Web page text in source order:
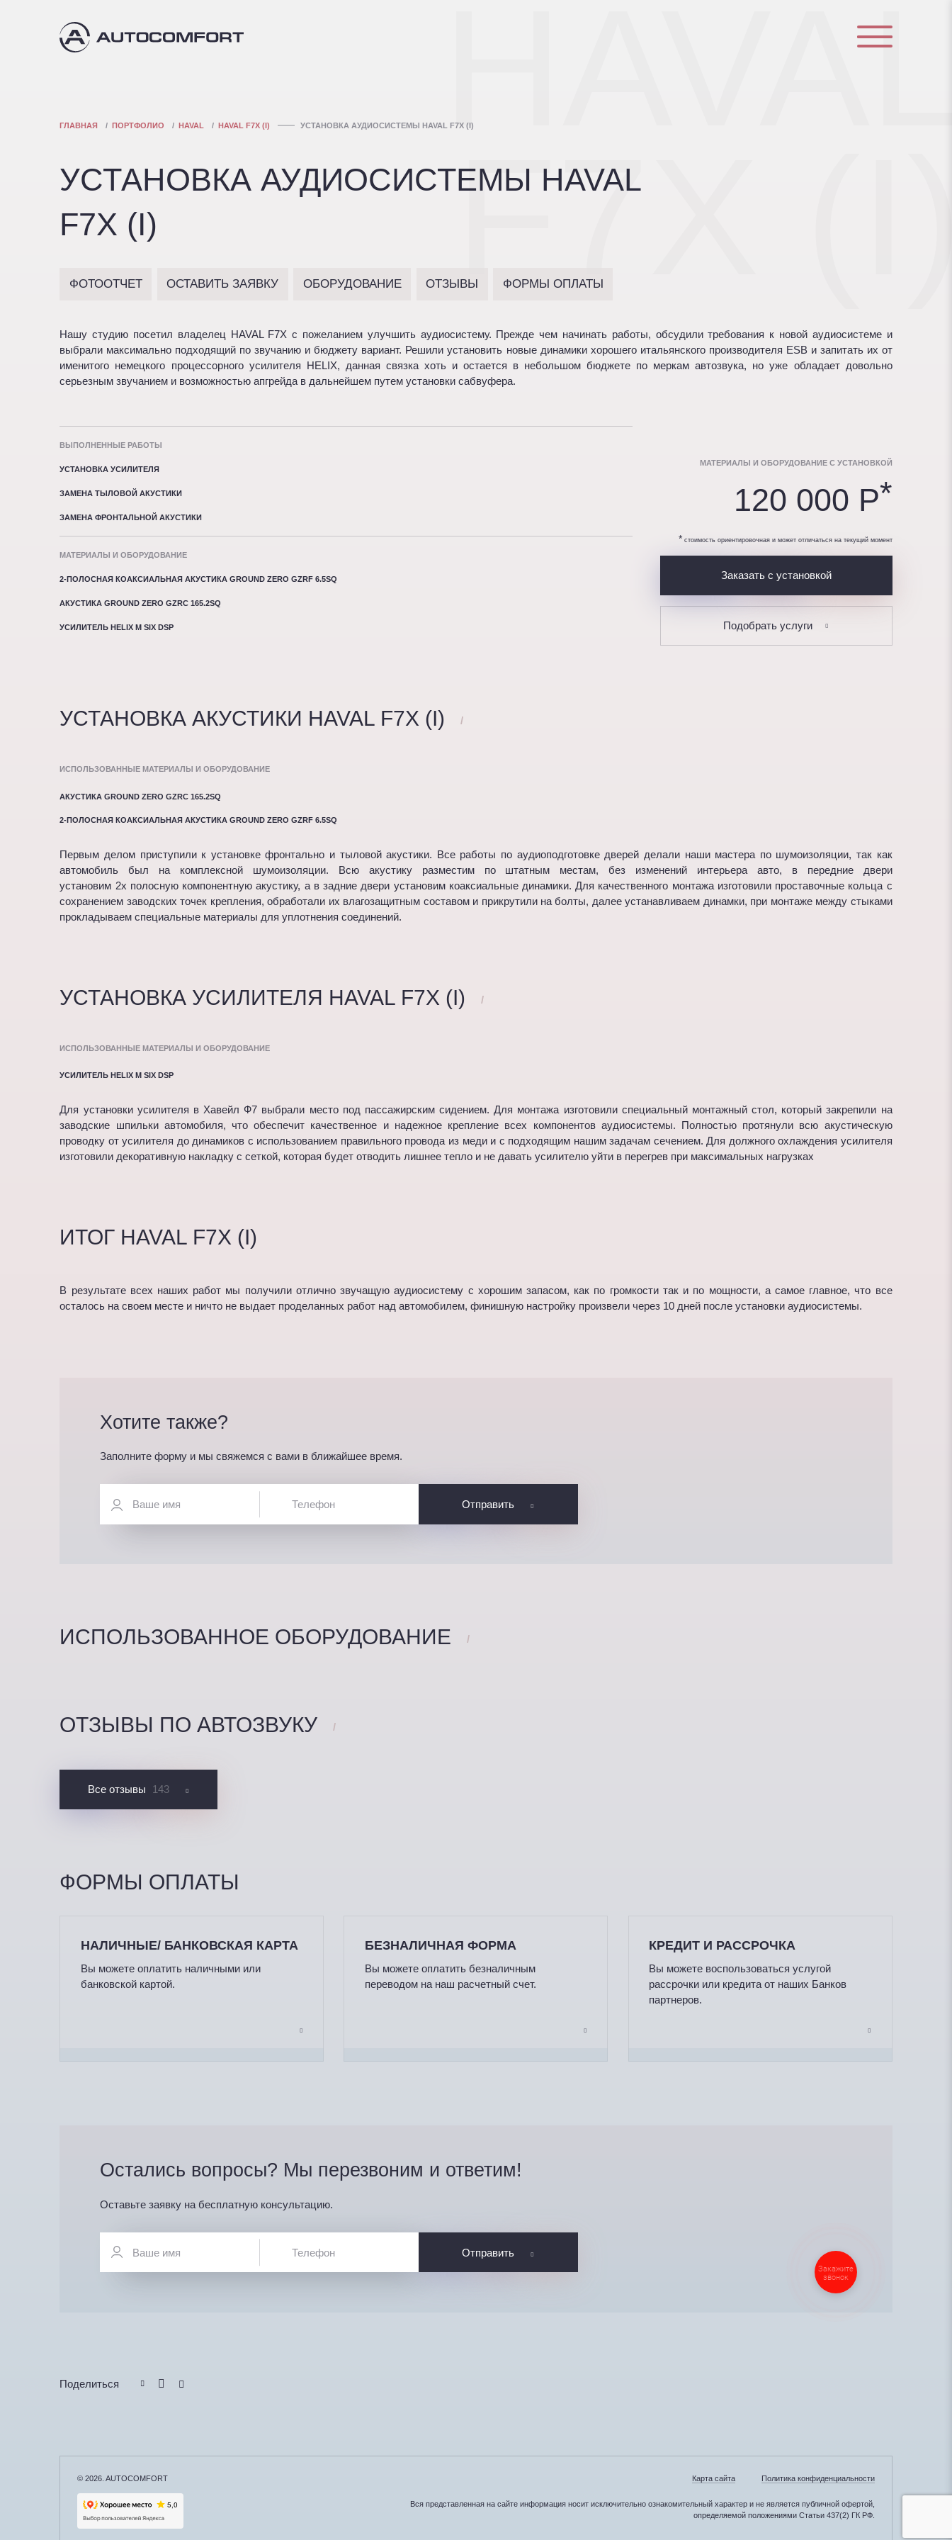
F7X
ГЛАВНАЯ ПОРТФОЛИО HAVAL HAVAL F7X (I) УСТАНОВКА АУДИОСИСТЕМЫ HAVAL F7X (I)
УСТАНОВКА АУДИОСИСТЕМЫ HAVAL
F7X (I)
ФОТООТЧЕТ ОСТАВИТЬ ЗАЯВКУ ОБОРУДОВАНИЕ ОТЗЫВЫ ФОРМЫ ОПЛАТЫ
Нашу студию посетил владелец HAVAL F7X с пожеланием улучшить аудиосистему. Прежде чем начинать работы, обсудили требования к новой аудиосистеме и
выбрали максимально подходящий по звучанию и бюджету вариант. Решили установить новые динамики хорошего итальянского производителя ESB и запитать их от
именитого немецкого процессорного усилителя HELIX, данная связка хоть и остается в небольшом бюджете по меркам автозвука, но уже обладает довольно
серьезным звучанием и возможностью апгрейда в дальнейшем путем установки сабвуфера.
ВЫПОЛНЕННЫЕ РАБОТЫ
УСТАНОВКА УСИЛИТЕЛЯ
ЗАМЕНА ТЫЛОВОЙ АКУСТИКИ
ЗАМЕНА ФРОНТАЛЬНОЙ АКУСТИКИ
МАТЕРИАЛЫ И ОБОРУДОВАНИЕ
2-ПОЛОСНАЯ КОАКСИАЛЬНАЯ АКУСТИКА GROUND ZERO GZRF 6.5SQ
АКУСТИКА GROUND ZERO GZRC 165.2SQ
УСИЛИТЕЛЬ HELIX M SIX DSP
МАТЕРИАЛЫ И ОБОРУДОВАНИЕ С УСТАНОВКОЙ
120 000 P*
*стоимость ориентировочная и может отличаться на текущий момент
Заказать с установкой
Подобрать услуги
УСТАНОВКА АКУСТИКИ HAVAL F7X (I) /
ИСПОЛЬЗОВАННЫЕ МАТЕРИАЛЫ И ОБОРУДОВАНИЕ
АКУСТИКА GROUND ZERO GZRC 165.2SQ
2-ПОЛОСНАЯ КОАКСИАЛЬНАЯ АКУСТИКА GROUND ZERO GZRF 6.5SQ
Первым делом приступили к установке фронтально и тыловой акустики. Все работы по аудиоподготовке дверей делали наши мастера по шумоизоляции, так как
автомобиль был на комплексной шумоизоляции. Всю акустику разместим по штатным местам, без изменений интерьера авто, в передние двери
установим 2х полосную компонентную акустику, а в задние двери установим коаксиальные динамики. Для качественного монтажа изготовили проставочные кольца с
сохранением заводских точек крепления, обработали их влагозащитным составом и прикрутили на болты, далее устанавливаем динамки, при монтаже между стыками
прокладываем специальные материалы для уплотнения соединений.
УСТАНОВКА УСИЛИТЕЛЯ HAVAL F7X (I) /
ИСПОЛЬЗОВАННЫЕ МАТЕРИАЛЫ И ОБОРУДОВАНИЕ
УСИЛИТЕЛЬ HELIX M SIX DSP
Для установки усилителя в Хавейл Ф7 выбрали место под пассажирским сидением. Для монтажа изготовили специальный монтажный стол, который закрепили на
заводские шпильки автомобиля, что обеспечит качественное и надежное крепление всех компонентов аудиосистемы. Полностью протянули всю акустическую
проводку от усилителя до динамиков с использованием правильного провода из меди и с подходящим нашим задачам сечением. Для должного охлаждения усилителя
изготовили декоративную накладку с сеткой, которая будет отводить лишнее тепло и не давать усилителю уйти в перегрев при максимальных нагрузках
ИТОГ HAVAL F7X (I)
В результате всех наших работ мы получили отлично звучащую аудиосистему с хорошим запасом, как по громкости так и по мощности, а самое главное, что все
осталось на своем месте и ничто не выдает проделанных работ над автомобилем, финишную настройку произвели через 10 дней после установки аудиосистемы.
Хотите также?
Заполните форму и мы свяжемся с вами в ближайшее время.
Отправить
ИСПОЛЬЗОВАННОЕ ОБОРУДОВАНИЕ /
ОТЗЫВЫ ПО АВТОЗВУКУ /
Все отзывы 143
ФОРМЫ ОПЛАТЫ
НАЛИЧНЫЕ/ БАНКОВСКАЯ КАРТА
Вы можете оплатить наличными или
банковской картой.
БЕЗНАЛИЧНАЯ ФОРМА
Вы можете оплатить безналичным
переводом на наш расчетный счет.
КРЕДИТ И РАССРОЧКА
Вы можете воспользоваться услугой
рассрочки или кредита от наших Банков
партнеров.
Остались вопросы? Мы перезвоним и ответим!
Оставьте заявку на бесплатную консультацию.
Отправить
Поделиться
© 2026. AUTOCOMFORT Карта сайта Политика конфиденциальности
Вся представленная на сайте информация носит исключительно ознакомительный характер и не является публичной офертой,
определяемой положениями Статьи 437(2) ГК РФ.
Закажите
звонок